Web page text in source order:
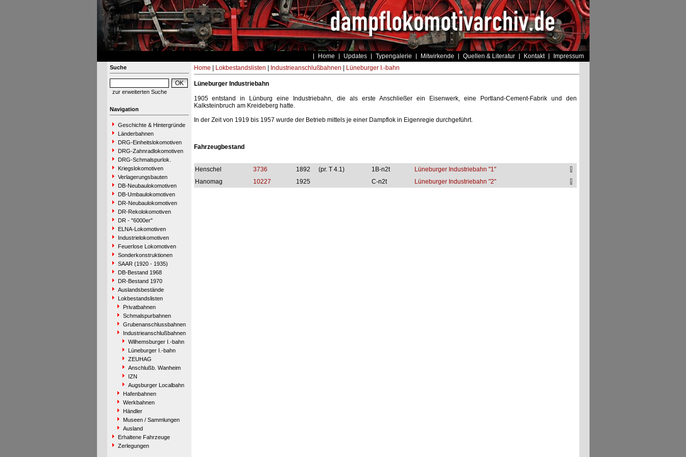
Home Updates Typengalerie Mitwirkende Quellen & Literatur Kontakt Impressum
Suche
zur erweiterten Suche
Navigation
Geschichte & Hintergründe
Länderbahnen
DRG-Einheitslokomotiven
DRG-Zahnradlokomotiven
DRG-Schmalspurlok.
Kriegslokomotiven
Verlagerungsbauten
DB-Neubaulokomotiven
DB-Umbaulokomotiven
DR-Neubaulokomotiven
DR-Rekolokomotiven
DR - "6000er"
ELNA-Lokomotiven
Industrielokomotiven
Feuerlose Lokomotiven
Sonderkonstruktionen
SAAR (1920 - 1935)
DB-Bestand 1968
DR-Bestand 1970
Auslandsbestände
Lokbestandslisten
Privatbahnen
Schmalspurbahnen
Grubenanschlussbahnen
Industrieanschlußbahnen
Wilhemsburger I.-bahn
Lüneburger I.-bahn
ZEUHAG
Anschlußb. Wanheim
IZN
Augsburger Localbahn
Hafenbahnen
Werkbahnen
Händler
Museen / Sammlungen
Ausland
Erhaltene Fahrzeuge
Zerlegungen
Home Lokbestandslisten Industrieanschlußbahnen Lüneburger I.-bahn
Lüneburger Industriebahn
1905 entstand in Lünburg eine Industriebahn, die als erste Anschließer ein Eisenwerk, eine Portland-Cement-Fabrik und den
Kalksteinbruch am Kreideberg hatte.
In der Zeit von 1919 bis 1957 wurde der Betrieb mittels je einer Dampflok in Eigenregie durchgeführt.
Fahrzeugbestand
Henschel 3736 1892 (pr. T 4.1) 1B-n2t
Lüneburger Industriebahn "1"
Hanomag
10227 1925 C-n2t Lüneburger Industriebahn "2"